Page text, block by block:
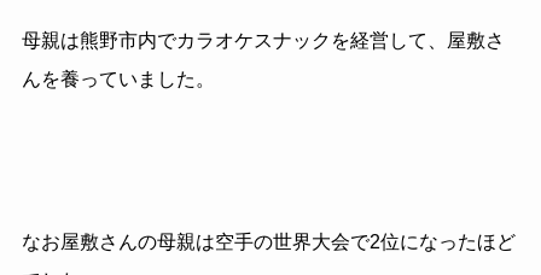
母親は熊野市内でカラオケスナックを経営して、屋敷さ
んを養っていました。
なお屋敷さんの母親は空手の世界大会で2位になったほど